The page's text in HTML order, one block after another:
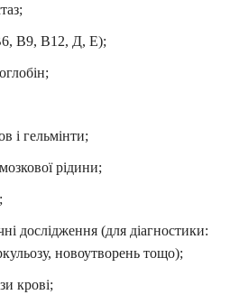
В9, В12, Д, Е);
і гельмінти;
рідини;
дослідження (для діагностики:
новоутворень тощо);
крові;